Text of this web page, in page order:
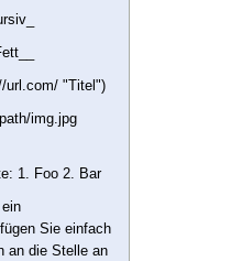
url.com/ "Titel")
img.jpg
1. Foo 2. Bar
Sie einfach
an die Stelle an